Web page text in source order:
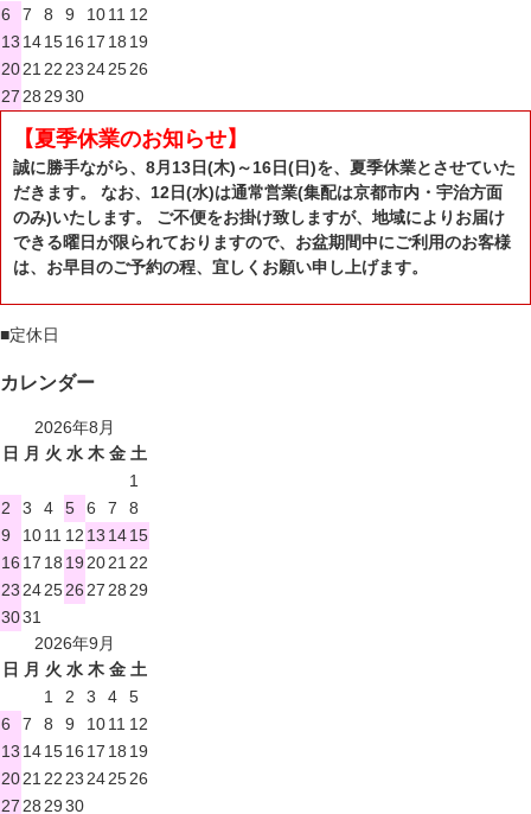
6
7 8 9 1011 12
13 141516 17 18 19
20212223242526
27282930
【夏季休業のお知らせ】
誠に勝手ながら、8月13日(木)～16日(日)を、夏季休業とさせていた
だきます。 なお、12日(水)は通常営業(集配は京都市内・宇治方面
のみ)いたします。 ご不便をお掛け致しますが、地域によりお届け
できる曜日が限られておりますので、お盆期間中にご利用のお客様
は、お早目のご予約の程、宜しくお願い申し上げます。
■定休日
カレンダー
2026年8月
日
月 火 水 木 金 土
1
2
3 4 5 6 7
8
9
1011 12 13 1415
16 17 18 19 2021 22
23 242526 27 28 29
3031
2026年9月
日
月 火 水 木 金 土
1
2 3 4
5
6
7 8 9 1011 12
13 141516 17 18 19
2021 22 23 242526
27 28 2930